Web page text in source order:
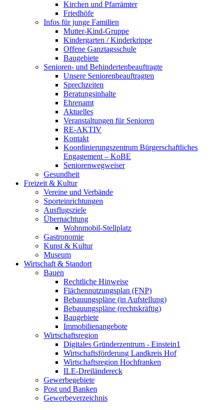
Kirchen und Pfarrämter
Friedhöfe
Infos für junge Familien
Mutter-Kind-Gruppe
Kindergarten / Kinderkrippe
Offene Ganztagsschule
Baugebiete
Senioren- und Behindertenbeauftragte
Unsere Seniorenbeauftragten
Sprechzeiten
Beratungsinhalte
Ehrenamt
Aktuelles
Veranstaltungen für Senioren
RE-AKTIV
Kontakt
Koordinierungszentrum Bürgerschaftliches
Engagement – KoBE
Seniorenwegweiser
Gesundheit
Freizeit & Kultur
Vereine und Verbände
Sporteinrichtungen
Ausflugsziele
Übernachtung
Wohnmobil-Stellplatz
Gastronomie
Kunst & Kultur
Museum
Wirtschaft & Standort
Bauen
Rechtliche Hinweise
Flächennutzungsplan (FNP)
Bebauungspläne (in Aufstellung)
Bebauungspläne (rechtskräftig)
Baugebiete
Immobilienangebote
Wirtschaftsregion
Digitales Gründerzentrum - Einstein1
Wirtschaftsförderung Landkreis Hof
Wirtschaftsregion Hochfranken
ILE-Dreiländereck
Gewerbegebiete
Post und Banken
Gewerbeverzeichnis